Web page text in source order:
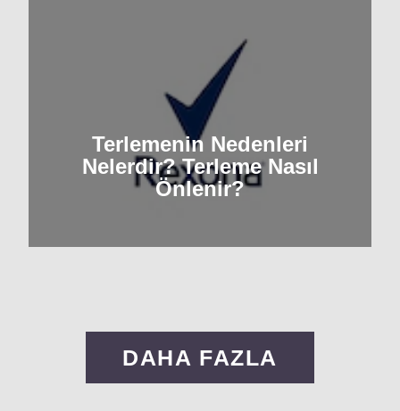
Terlemenin Nedenleri
Nelerdir? Terleme Nasıl
Önlenir?
DAHA FAZLA